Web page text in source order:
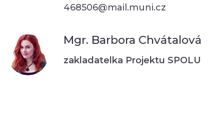
468506@mail.muni.cz
Mgr. Barbora Chvátalová
zakladatelka Projektu SPOLU